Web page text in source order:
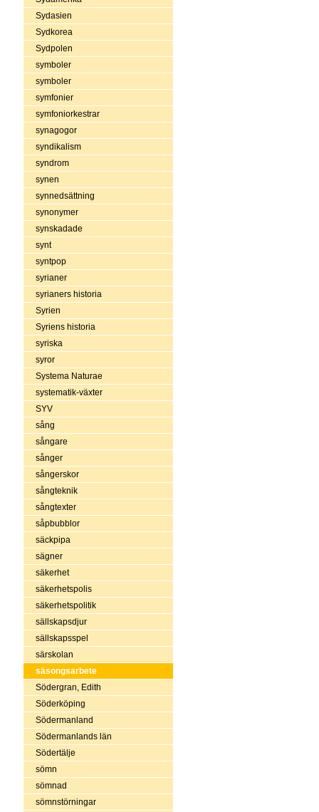
Sydasien
Sydkorea
Sydpolen
symboler
symboler
symfonier
symfoniorkestrar
synagogor
syndikalism
syndrom
synen
synnedsättning
synonymer
synskadade
synt
syntpop
syrianer
syrianers historia
Syrien
Syriens historia
syriska
syror
Systema Naturae
systematik-växter
SYV
sång
sångare
sånger
sångerskor
sångteknik
sångtexter
såpbubblor
säckpipa
sägner
säkerhet
säkerhetspolis
säkerhetspolitik
sällskapsdjur
sällskapsspel
särskolan
säsongsarbete
Södergran, Edith
Söderköping
Södermanland
Södermanlands län
Södertälje
sömn
sömnad
sömnstörningar